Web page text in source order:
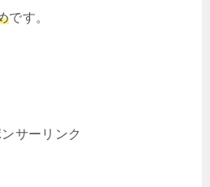
です。
サーリンク